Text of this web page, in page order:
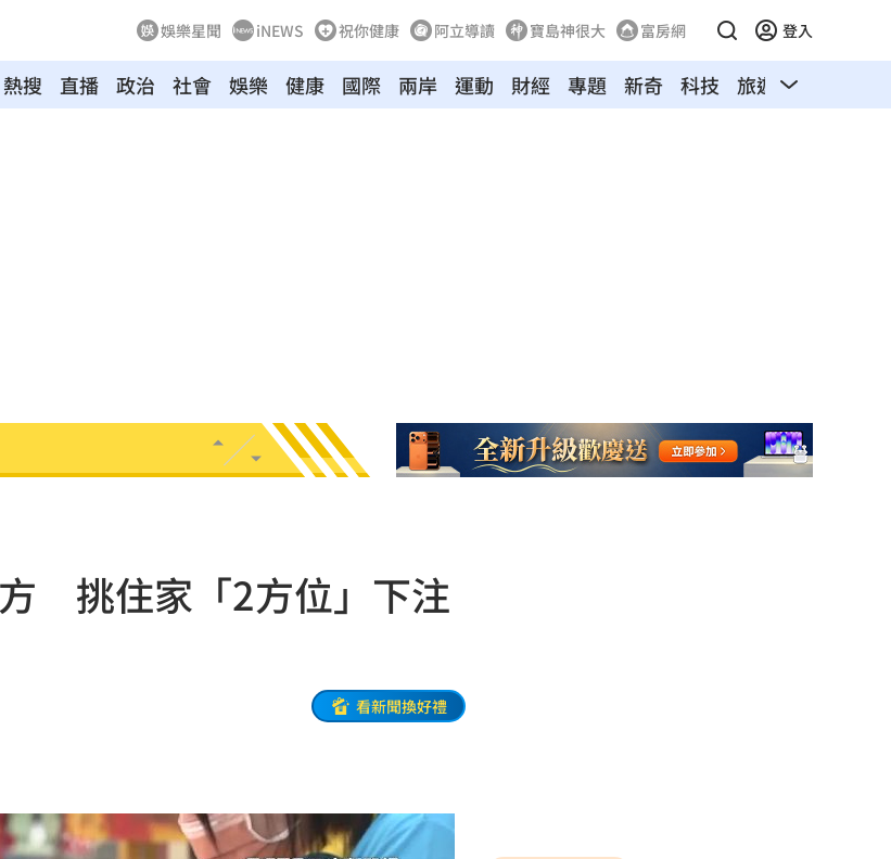
娛樂星聞 iNEWS 祝你健康 阿立導讀 寶島神很大 富房網 登入
熱搜 直播 政治 社會 娛樂 健康 國際 兩岸 運動 財經 專題 新奇 科技 旅遊 汽車
挑住家「2方位」下注
看新聞換好禮